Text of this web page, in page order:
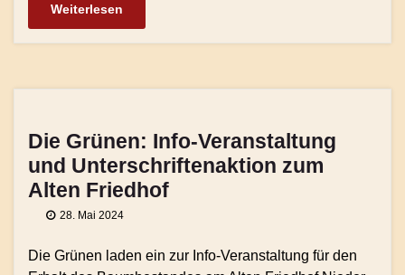
Weiterlesen
Die Grünen: Info-Veranstaltung
und Unterschriftenaktion zum
Alten Friedhof
28. Mai 2024
Die Grünen laden ein zur Info-Veranstaltung für den